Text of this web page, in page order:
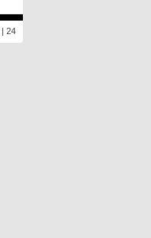
| 24